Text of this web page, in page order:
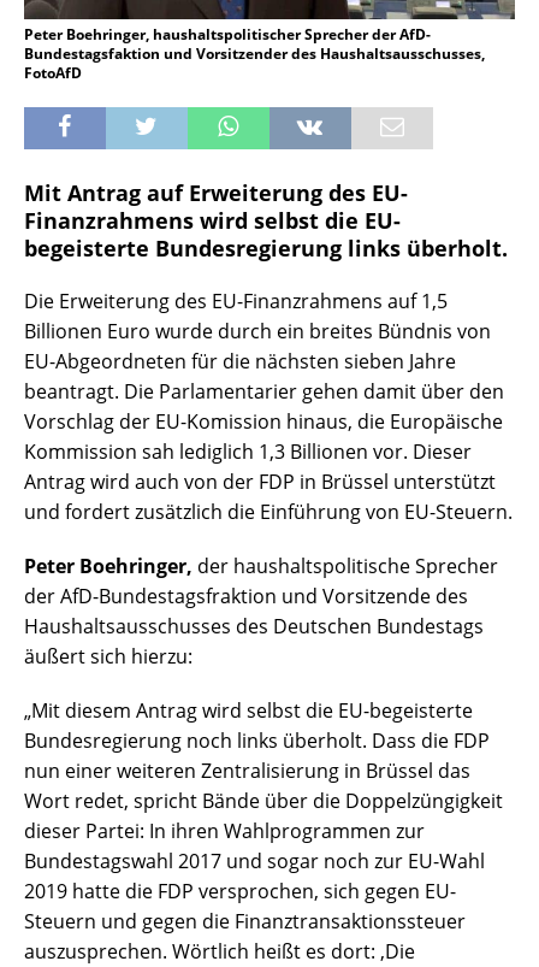
Peter Boehringer, haushaltspolitischer Sprecher der AfD-
Bundestagsfaktion und Vorsitzender des Haushaltsausschusses,
FotoAfD
Mit Antrag auf Erweiterung des EU-
Finanzrahmens wird selbst die EU-
begeisterte Bundesregierung links überholt.
Die Erweiterung des EU-Finanzrahmens auf 1,5
Billionen Euro wurde durch ein breites Bündnis von
EU-Abgeordneten für die nächsten sieben Jahre
beantragt. Die Parlamentarier gehen damit über den
Vorschlag der EU-Komission hinaus, die Europäische
Kommission sah lediglich 1,3 Billionen vor. Dieser
Antrag wird auch von der FDP in Brüssel unterstützt
und fordert zusätzlich die Einführung von EU-Steuern.
Peter Boehringer, der haushaltspolitische Sprecher
der AfD-Bundestagsfraktion und Vorsitzende des
Haushaltsausschusses des Deutschen Bundestags
äußert sich hierzu:
„Mit diesem Antrag wird selbst die EU-begeisterte
Bundesregierung noch links überholt. Dass die FDP
nun einer weiteren Zentralisierung in Brüssel das
Wort redet, spricht Bände über die Doppelzüngigkeit
dieser Partei: In ihren Wahlprogrammen zur
Bundestagswahl 2017 und sogar noch zur EU-Wahl
2019 hatte die FDP versprochen, sich gegen EU-
Steuern und gegen die Finanztransaktionssteuer
auszusprechen. Wörtlich heißt es dort: ‚Die